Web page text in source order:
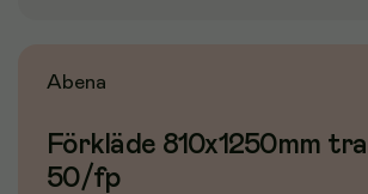
Abena
Förkläde 810x1250mm
50/fp